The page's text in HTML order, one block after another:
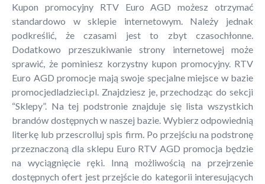
Kupon promocyjny RTV Euro AGD możesz otrzymać
standardowo w sklepie internetowym. Należy jednak
podkreślić, że czasami jest to zbyt czasochłonne.
Dodatkowo przeszukiwanie strony internetowej może
sprawić, że pominiesz korzystny kupon promocyjny. RTV
Euro AGD promocje mają swoje specjalne miejsce w bazie
promocjedladzieci.pl. Znajdziesz je, przechodząc do sekcji
“Sklepy”. Na tej podstronie znajduje się lista wszystkich
brandów dostępnych w naszej bazie. Wybierz odpowiednią
literkę lub przescrolluj spis firm. Po przejściu na podstronę
przeznaczoną dla sklepu Euro RTV AGD promocja będzie
na wyciągnięcie ręki. Inną możliwością na przejrzenie
dostępnych ofert jest przejście do kategorii interesujących